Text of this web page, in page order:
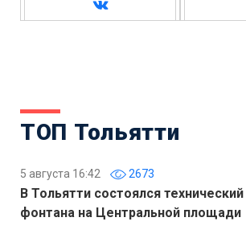
ТОП Тольятти
5 августа 16:42 2673
В Тольятти состоялся технический
фонтана на Центральной площади